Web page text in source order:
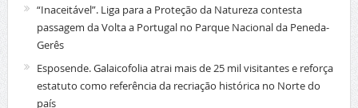
“Inaceitável”. Liga para a Proteção da Natureza contesta
passagem da Volta a Portugal no Parque Nacional da Peneda-
Gerês
Esposende. Galaicofolia atrai mais de 25 mil visitantes e reforça
estatuto como referência da recriação histórica no Norte do
país